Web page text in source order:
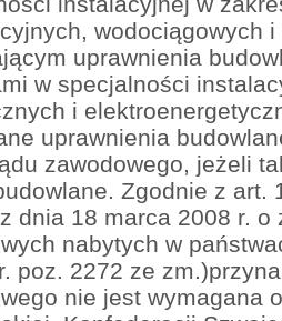
wodociągowych
uprawnienia
w specjalności
i
uprawnienia
zawodowego, jeżeli
Zgodnie z art.
dnia 18 marca 2008 r.
nabytych w
poz. 2272 ze
nie jest wymagana